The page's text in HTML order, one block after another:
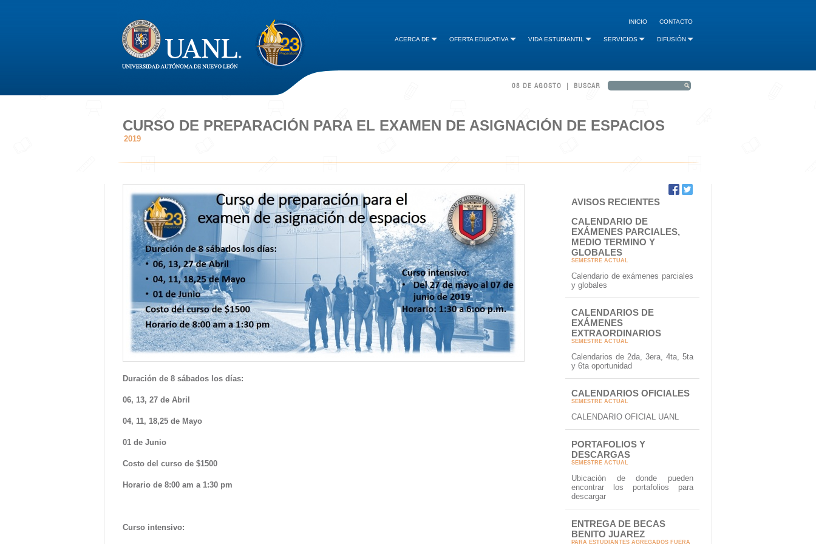
INICIO CONTACTO
ACERCA DE OFERTA EDUCATIVA VIDA ESTUDIANTIL SERVICIOS DIFUSIÓN
08 DE AGOSTO | BUSCAR
CURSO DE PREPARACIÓN PARA EL EXAMEN DE ASIGNACIÓN DE ESPACIOS
2019
Duración de 8 sábados los días:
06, 13, 27 de Abril
04, 11, 18,25 de Mayo
01 de Junio
Costo del curso de $1500
Horario de 8:00 am a 1:30 pm
Curso intensivo:
AVISOS RECIENTES
CALENDARIO DE
EXÁMENES PARCIALES,
MEDIO TERMINO Y
GLOBALES
SEMESTRE ACTUAL
Calendario de exámenes parciales
y globales
CALENDARIOS DE
EXÁMENES
EXTRAORDINARIOS
SEMESTRE ACTUAL
Calendarios de 2da, 3era, 4ta, 5ta
y 6ta oportunidad
CALENDARIOS OFICIALES
SEMESTRE ACTUAL
CALENDARIO OFICIAL UANL
PORTAFOLIOS Y
DESCARGAS
SEMESTRE ACTUAL
Ubicación de donde pueden
encontrar los portafolios para
descargar
ENTREGA DE BECAS
BENITO JUAREZ
PARA ESTUDIANTES AGREGADOS FUERA